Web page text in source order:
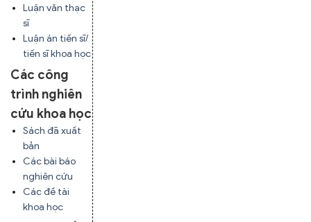
Luận văn thạc
sĩ
Luận án tiến sĩ/
tiến sĩ khoa học
Các công
trình nghiên
cứu khoa học
Sách đã xuất
bản
Các bài báo
nghiên cứu
Các đề tài
khoa học